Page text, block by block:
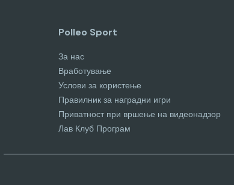
Polleo Sport
За нас
Вработување
Услови за користење
Правилник за наградни игри
Приватност при вршење на видеонадзор
Лав Клуб Програм